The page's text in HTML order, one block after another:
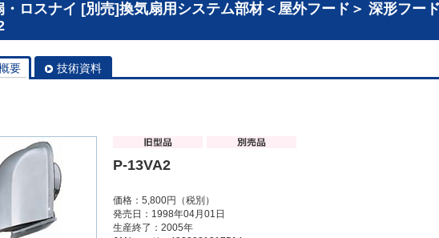
・ロスナイ [別売]換気扇用システム部材＜屋外フード＞ 深形フー
要 技術資料
P-13VA2
価格：5,800円（税別）
発売日：1998年04月01日
生産終了：2005年